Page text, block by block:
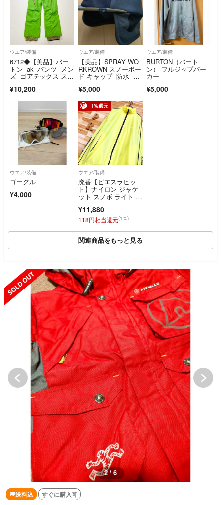
ウエア/装備
6712◆【美品】バー
トン ak パンツ メン
ズ ゴアテックス スノ
¥10,200
ウエア/装備
【美品】SPRAY WO
RKROWN スノーボー
ド キャップ 防水 撥
¥5,000
ウエア/装備
BURTON（バート
ン） フルジップパー
カー
¥5,000
ウエア/装備
ゴーグル
¥4,000
1%還元
ウエア/装備
廃番【ビエスラビッ
ト】ナイロン ジャケ
ット スノボ ライト ウ
¥11,880
118円相当還元(1%)
関連商品をもっと見る
SOLD OUT
2 / 6
送料込 すぐに購入可